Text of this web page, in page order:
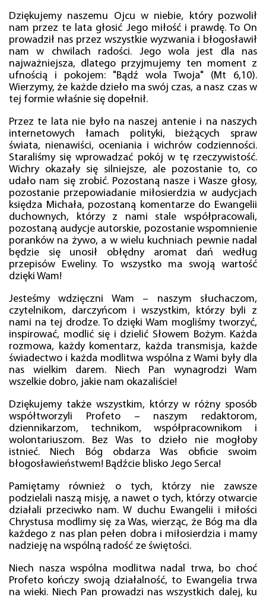
Dziękujemy naszemu Ojcu w niebie, który pozwolił
nam przez te lata głosić Jego miłość i prawdę. To On
prowadził nas przez wszystkie wyzwania i błogosławił
nam w chwilach radości. Jego wola jest dla nas
najważniejsza, dlatego przyjmujemy ten moment z
ufnością i pokojem: "Bądź wola Twoja" (Mt 6,10).
Wierzymy, że każde dzieło ma swój czas, a nasz czas w
tej formie właśnie się dopełnił.
Przez te lata nie było na naszej antenie i na naszych
internetowych łamach polityki, bieżących spraw
świata, nienawiści, oceniania i wichrów codzienności.
Staraliśmy się wprowadzać pokój w tę rzeczywistość.
Wichry okazały się silniejsze, ale pozostanie to, co
udało nam się zrobić. Pozostaną nasze i Wasze głosy,
pozostanie przepowiadanie miłosierdzia w audycjach
księdza Michała, pozostaną komentarze do Ewangelii
duchownych, którzy z nami stale współpracowali,
pozostaną audycje autorskie, pozostanie wspomnienie
poranków na żywo, a w wielu kuchniach pewnie nadal
będzie się unosił obłędny aromat dań według
przepisów Eweliny. To wszystko ma swoją wartość
dzięki Wam!
Jesteśmy wdzięczni Wam – naszym słuchaczom,
czytelnikom, darczyńcom i wszystkim, którzy byli z
nami na tej drodze. To dzięki Wam mogliśmy tworzyć,
inspirować, modlić się i dzielić Słowem Bożym. Każda
rozmowa, każdy komentarz, każda transmisja, każde
świadectwo i każda modlitwa wspólna z Wami były dla
nas wielkim darem. Niech Pan wynagrodzi Wam
wszelkie dobro, jakie nam okazaliście!
Dziękujemy także wszystkim, którzy w różny sposób
współtworzyli Profeto – naszym redaktorom,
dziennikarzom, technikom, współpracownikom i
wolontariuszom. Bez Was to dzieło nie mogłoby
istnieć. Niech Bóg obdarza Was obficie swoim
błogosławieństwem! Bądźcie blisko Jego Serca!
Pamiętamy również o tych, którzy nie zawsze
podzielali naszą misję, a nawet o tych, którzy otwarcie
działali przeciwko nam. W duchu Ewangelii i miłości
Chrystusa modlimy się za Was, wierząc, że Bóg ma dla
każdego z nas plan pełen dobra i miłosierdzia i mamy
nadzieję na wspólną radość ze świętości.
Niech nasza wspólna modlitwa nadal trwa, bo choć
Profeto kończy swoją działalność, to Ewangelia trwa
na wieki. Niech Pan prowadzi nas wszystkich dalej, ku